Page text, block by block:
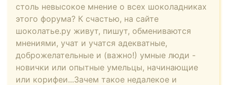
столь невысокое мнение о всех шоколадниках
этого форума? К счастью, на сайте
шоколатье.ру живут, пишут, обмениваются
мнениями, учат и учатся адекватные,
доброжелательные и (важно!) умные люди -
новички или опытные умельцы, начинающие
или корифеи...Зачем такое недалекое и